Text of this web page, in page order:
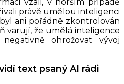
vzali, v horším případě
právě umělou inteligenci
ani pořádně zkontrolován
varují, že umělá inteligence
ohrožovat vývoj
text psaný AI rádi